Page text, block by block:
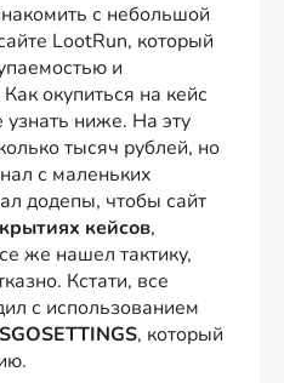
с небольшой
LootRun, который
и
окупиться на кейс
ниже. На эту
тысяч рублей, но
с маленьких
додепы, чтобы сайт
кейсов,
же нашел тактику,
Кстати, все
с использованием
, который